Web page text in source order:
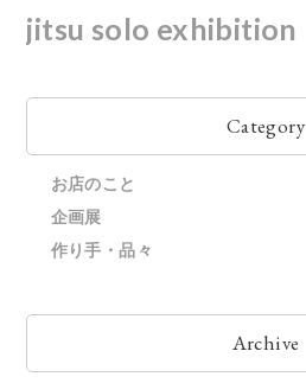
jitsu solo exhibition
Category
お店のこと
企画展
作り手・品々
Archive